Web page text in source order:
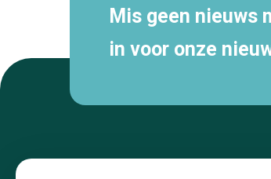
Mis geen nieuws
in voor onze